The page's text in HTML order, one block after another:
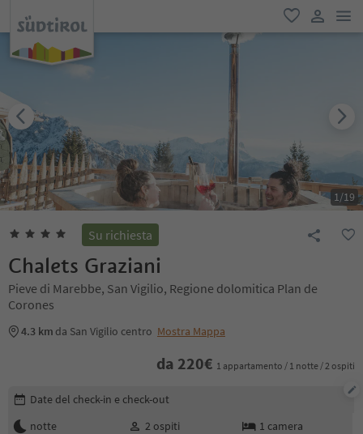
favoriti
user link
1/19
Su richiesta
Chalets Graziani
Pieve di Marebbe, San Vigilio, Regione dolomitica Plan de
Corones
4.3 km da San Vigilio centro Mostra Mappa
da 220€ 1 appartamento / 1 notte / 2 ospiti
Modifica i dettagli della prenotazione
Date del check-in e check-out
notte
2 ospiti 1 camera